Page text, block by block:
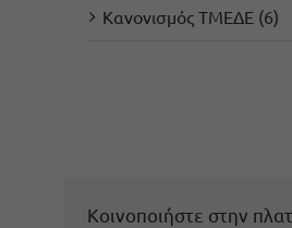
Κανονισμός ΤΜΕΔΕ (6)
Κοινοποιήστε στην